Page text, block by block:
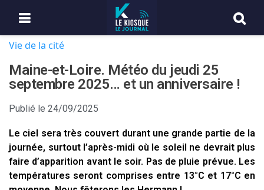
Vie de la cité
Maine-et-Loire. Météo du jeudi 25
septembre 2025… et un anniversaire !
Publié le 24/09/2025
Le ciel sera très couvert durant une grande partie de la
journée, surtout l’après-midi où le soleil ne devrait plus
faire d’apparition avant le soir. Pas de pluie prévue. Les
températures seront comprises entre 13°C et 17°C en